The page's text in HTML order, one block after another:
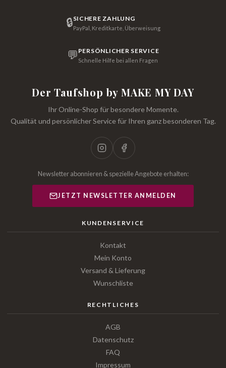
🔒SICHERE ZAHLUNG
PayPal, Kreditkarte, Überweisung
💬 PERSÖNLICHER SERVICE
Schnelle Hilfe bei allen Fragen
Der Taufshop by MAKE MY DAY
Ihr Online-Shop für besondere Momente.
Qualität und persönlicher Service für Ihren ganz besonderen Tag.
Newsletter abonnieren & spezielle Angebote erhalten:
JETZT NEWSLETTER ANMELDEN
KUNDENSERVICE
Kontakt
Mein Konto
Versand & Lieferung
Wunschliste
RECHTLICHES
AGB
Datenschutz
FAQ
Impressum